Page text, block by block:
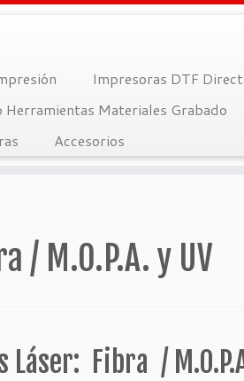
Impresoras DTF
Herramientas Materiales Grabado
Accesorios
/ M.O.P.A. y UV
Láser: Fibra /